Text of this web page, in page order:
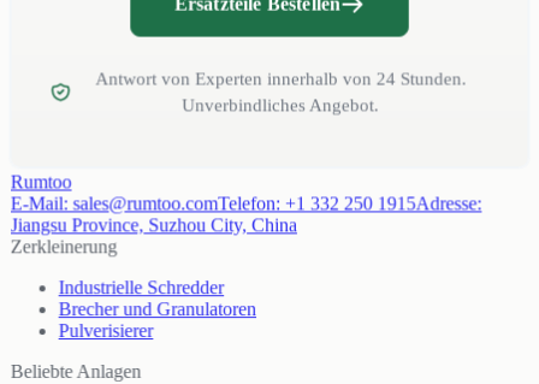
Antwort von Experten innerhalb von 24 Stunden.
Unverbindliches Angebot.
Rumtoo
E-Mail: sales@rumtoo.comTelefon: +1 332 250 1915Adresse:
Jiangsu Province, Suzhou City, China
Zerkleinerung
Industrielle Schredder
Brecher und Granulatoren
Pulverisierer
Beliebte Anlagen